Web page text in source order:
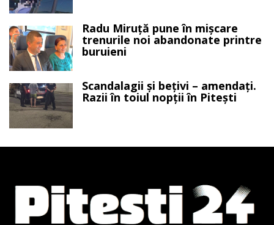
Radu Miruță pune în mișcare
trenurile noi abandonate printre
buruieni
Scandalagii și bețivi – amendați.
Razii în toiul nopții în Pitești